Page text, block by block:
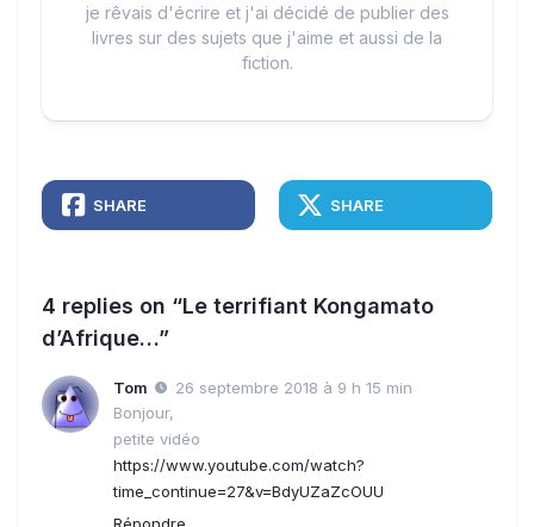
je rêvais d'écrire et j'ai décidé de publier des
livres sur des sujets que j'aime et aussi de la
fiction.
SHARE SHARE
4 replies on “Le terrifiant Kongamato
d’Afrique…”
Tom
26 septembre 2018 à 9 h 15 min
Bonjour,
petite vidéo
https://www.youtube.com/watch?
time_continue=27&v=BdyUZaZcOUU